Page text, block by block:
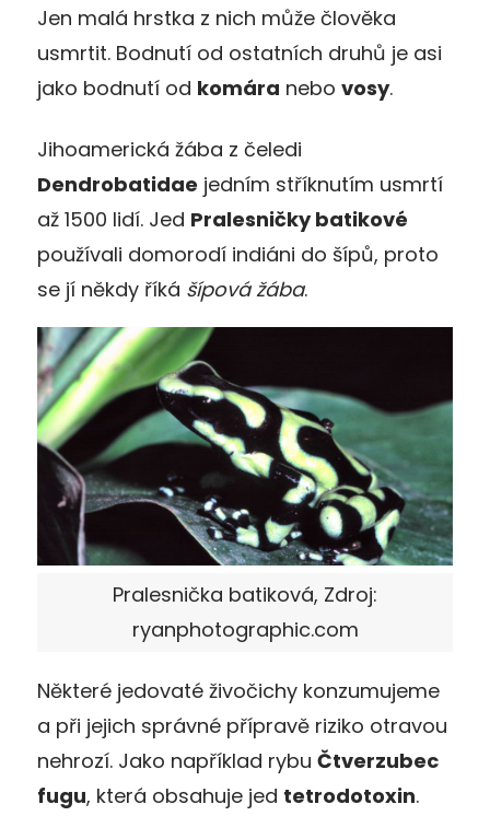
Jen malá hrstka z nich může člověka
usmrtit. Bodnutí od ostatních druhů je asi
jako bodnutí od komára nebo vosy.
Jihoamerická žába z čeledi
Dendrobatidae jedním stříknutím usmrtí
až 1500 lidí. Jed Pralesničky batikové
používali domorodí indiáni do šípů, proto
se jí někdy říká šípová žába.
Pralesnička batiková, Zdroj:
ryanphotographic.com
Některé jedovaté živočichy konzumujeme
a při jejich správné přípravě riziko otravou
nehrozí. Jako například rybu Čtverzubec
fugu, která obsahuje jed tetrodotoxin.